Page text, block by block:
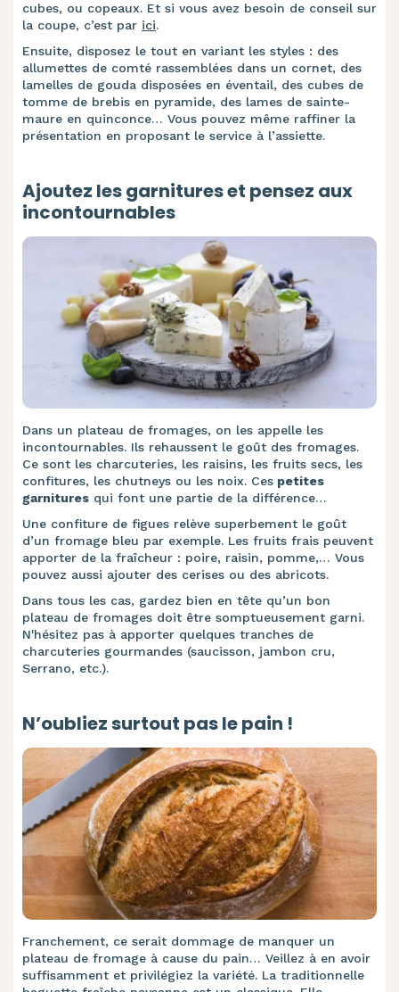
cubes, ou copeaux. Et si vous avez besoin de conseil sur
la coupe, c’est par ici.
Ensuite, disposez le tout en variant les styles : des
allumettes de comté rassemblées dans un cornet, des
lamelles de gouda disposées en éventail, des cubes de
tomme de brebis en pyramide, des lames de sainte-
maure en quinconce… Vous pouvez même raffiner la
présentation en proposant le service à l’assiette.
Ajoutez les garnitures et pensez aux
incontournables
Dans un plateau de fromages, on les appelle les
incontournables. Ils rehaussent le goût des fromages.
Ce sont les charcuteries, les raisins, les fruits secs, les
confitures, les chutneys ou les noix. Ces petites
garnitures qui font une partie de la différence…
Une confiture de figues relève superbement le goût
d’un fromage bleu par exemple. Les fruits frais peuvent
apporter de la fraîcheur : poire, raisin, pomme,… Vous
pouvez aussi ajouter des cerises ou des abricots.
Dans tous les cas, gardez bien en tête qu’un bon
plateau de fromages doit être somptueusement garni.
N'hésitez pas à apporter quelques tranches de
charcuteries gourmandes (saucisson, jambon cru,
Serrano, etc.).
N’oubliez surtout pas le pain !
Franchement, ce serait dommage de manquer un
plateau de fromage à cause du pain… Veillez à en avoir
suffisamment et privilégiez la variété. La traditionnelle